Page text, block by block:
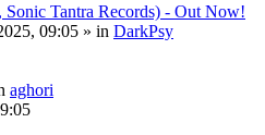
Tantra Records) - Out Now!
09:05 » in DarkPsy
aghori